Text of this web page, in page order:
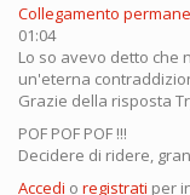
Collegamento
01:04
Lo so avevo detto che
un'eterna
Grazie della risposta
POF POF POF !!!
Decidere di ridere,
Accedi o registrati per